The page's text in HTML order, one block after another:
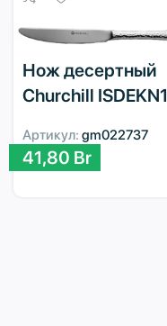
Нож десертный
Churchill ISDEKN1
Артикул: gm022737
41,80 Br